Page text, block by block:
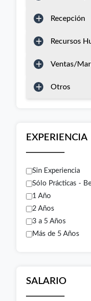
Recepción
Recursos
Ventas/
Otros
EXPERIENCIA
Sin Experiencia
Sólo Prácticas -
1 Año
2 Años
3 a 5 Años
Más de 5 Años
SALARIO